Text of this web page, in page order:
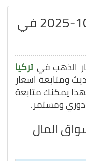
سعر الذهب بتاريخ 09-10-2025 في
الذهب في تركيا
ومتابعة اسعار
وبهذا يمكنك متابعة
ومستمر.
المال